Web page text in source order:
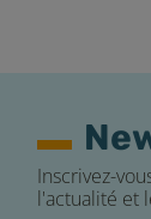
optez pour
ouun flacon
Inscrivez-
l'actualité et